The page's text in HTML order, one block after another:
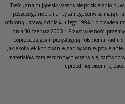
Treści, znajdujące się w serwisie polskieradio.pl,
poszczególne elementy samego serwisu mają
ochroną Ustawy z dnia 4 lutego 1994 r. o prawie
dnia 30 czerwca 2000 r. Prawo własności
poprzedzającym przysługują Polskiemu Radiu
Jakiekolwiek kopiowanie, zapisywanie,
materiałów zamieszczonych w serwisie, zarówno
uprzedniej pisemnej